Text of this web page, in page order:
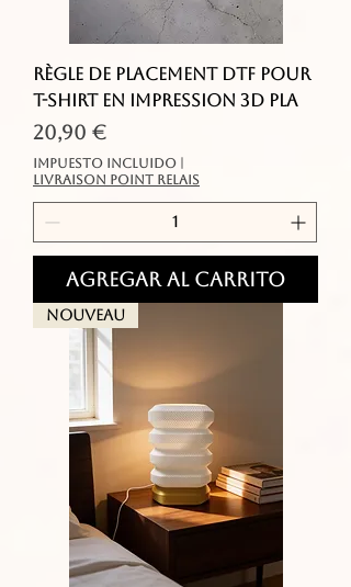
Règle de placement DTF pour
T-shirt en impression 3D PLA
Precio
20,90 €
Impuesto incluido
livraison point relais
Agregar al carrito
Nouveau